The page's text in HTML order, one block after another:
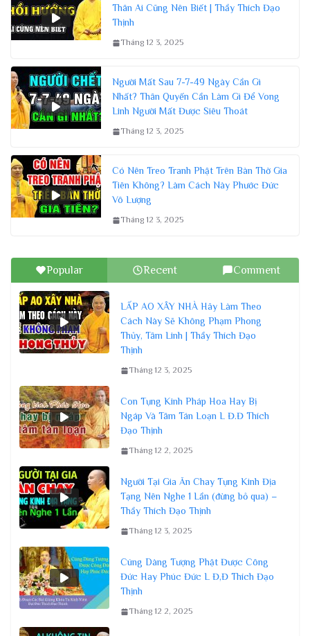
Thân Ai Cũng Nên Biết | Thầy Thích Đạo
Thịnh
Tháng 12 3, 2025
Người Mất Sau 7-7-49 Ngày Cần Gì
Nhất? Thân Quyến Cần Làm Gì Để Vong
Linh Người Mất Được Siêu Thoát
Tháng 12 3, 2025
Có Nên Treo Tranh Phật Trên Bàn Thờ Gia
Tiên Không? Làm Cách Này Phước Đức
Vô Lượng
Tháng 12 3, 2025
Popular Recent Comment
LẤP AO XÂY NHÀ Hãy Làm Theo
Cách Này Sẽ Không Phạm Phong
Thủy, Tâm Linh | Thầy Thích Đạo
Thịnh
Tháng 12 3, 2025
Con Tụng Kinh Pháp Hoa Hay Bị
Ngáp Và Tâm Tán Loạn L Đ.Đ Thích
Đạo Thịnh
Tháng 12 2, 2025
Người Tại Gia Ăn Chay Tụng Kinh Địa
Tạng Nên Nghe 1 Lần (đừng bỏ qua) –
Thầy Thích Đạo Thịnh
Tháng 12 3, 2025
Cúng Dàng Tượng Phật Được Công
Đức Hay Phúc Đức L Đ,Đ Thích Đạo
Thịnh
Tháng 12 2, 2025